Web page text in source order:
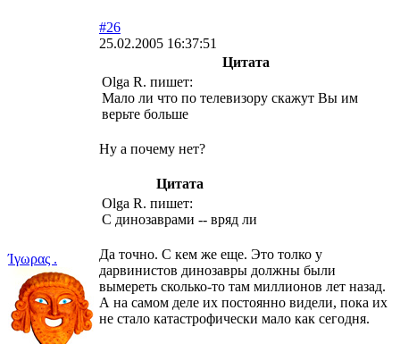
Ίγωρας .
#26
25.02.2005 16:37:51
Цитата
Olga R. пишет:
Мало ли что по телевизору скажут Вы им
верьте больше
Ну а почему нет?
Цитата
Olga R. пишет:
С динозаврами -- вряд ли
Да точно. С кем же еще. Это толко у
дарвинистов динозавры должны были
вымереть сколько-то там миллионов лет назад.
А на самом деле их постоянно видели, пока их
не стало катастрофически мало как сегодня.